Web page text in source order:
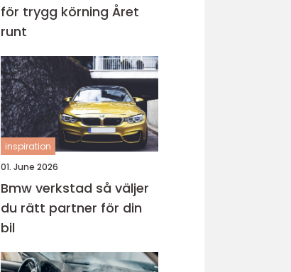
för trygg körning Året
runt
inspiration
01. June 2026
Bmw verkstad så väljer
du rätt partner för din
bil